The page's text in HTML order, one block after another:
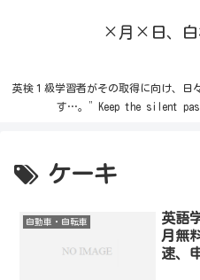
×月×日、白
英検１級学習者がその取得に向け、日
す…。”Keep the silent
ケーキ
自動車・自転車
英語
月無
速、